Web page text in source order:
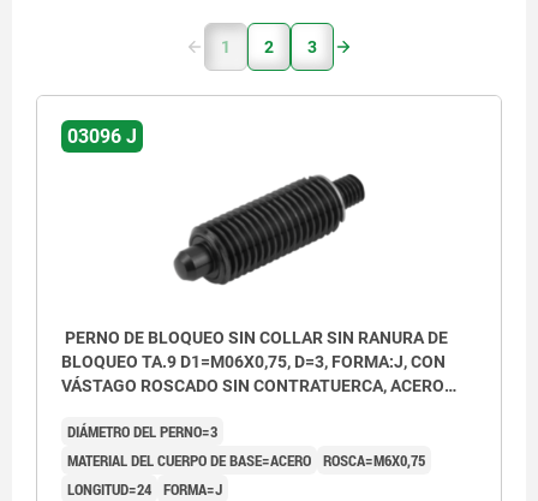
1 2 3
03096 J
PERNO DE BLOQUEO SIN COLLAR SIN RANURA DE
BLOQUEO TA.9 D1=M06X0,75, D=3, FORMA:J, CON
VÁSTAGO ROSCADO SIN CONTRATUERCA, ACERO
DIÁMETRO DEL PERNO=3
MATERIAL DEL CUERPO DE BASE=ACERO ROSCA=M6X0,75
LONGITUD=24 FORMA=J